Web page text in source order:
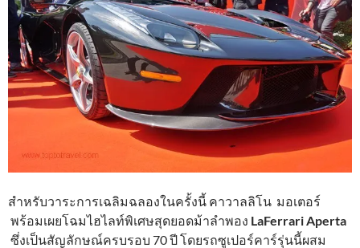
สำหรับวาระการเฉลิมฉลองในครั้งนี้ คาวาลลิโน มอเตอร์
พร้อมเผยโฉมไฮไลท์พิเศษสุดยอดม้าลำพอง LaFerrari Aperta
ซึ่งเป็นสัญลักษณ์ครบรอบ 70 ปี โดยรถซูเปอร์คาร์รุ่นนี้ผสม